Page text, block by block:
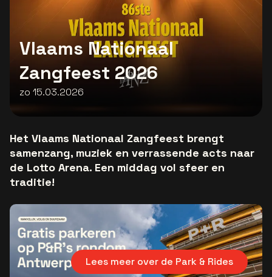
Vlaams Nationaal
Zangfeest 2026
zo 15.03.2026
Het Vlaams Nationaal Zangfeest brengt
samenzang, muziek en verrassende acts naar
de Lotto Arena. Een middag vol sfeer en
traditie!
Lees meer over de Park & Rides